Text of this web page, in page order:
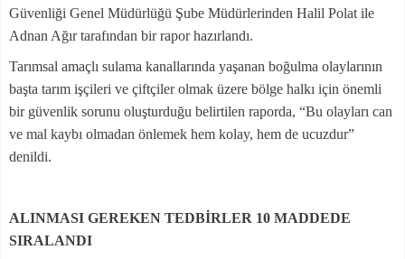
Güvenliği Genel Müdürlüğü Şube Müdürlerinden Halil Polat ile
Adnan Ağır tarafından bir rapor hazırlandı.
Tarımsal amaçlı sulama kanallarında yaşanan boğulma olaylarının
başta tarım işçileri ve çiftçiler olmak üzere bölge halkı için önemli
bir güvenlik sorunu oluşturduğu belirtilen raporda, “Bu olayları can
ve mal kaybı olmadan önlemek hem kolay, hem de ucuzdur”
denildi.
ALINMASI GEREKEN TEDBİRLER 10 MADDEDE
SIRALANDI